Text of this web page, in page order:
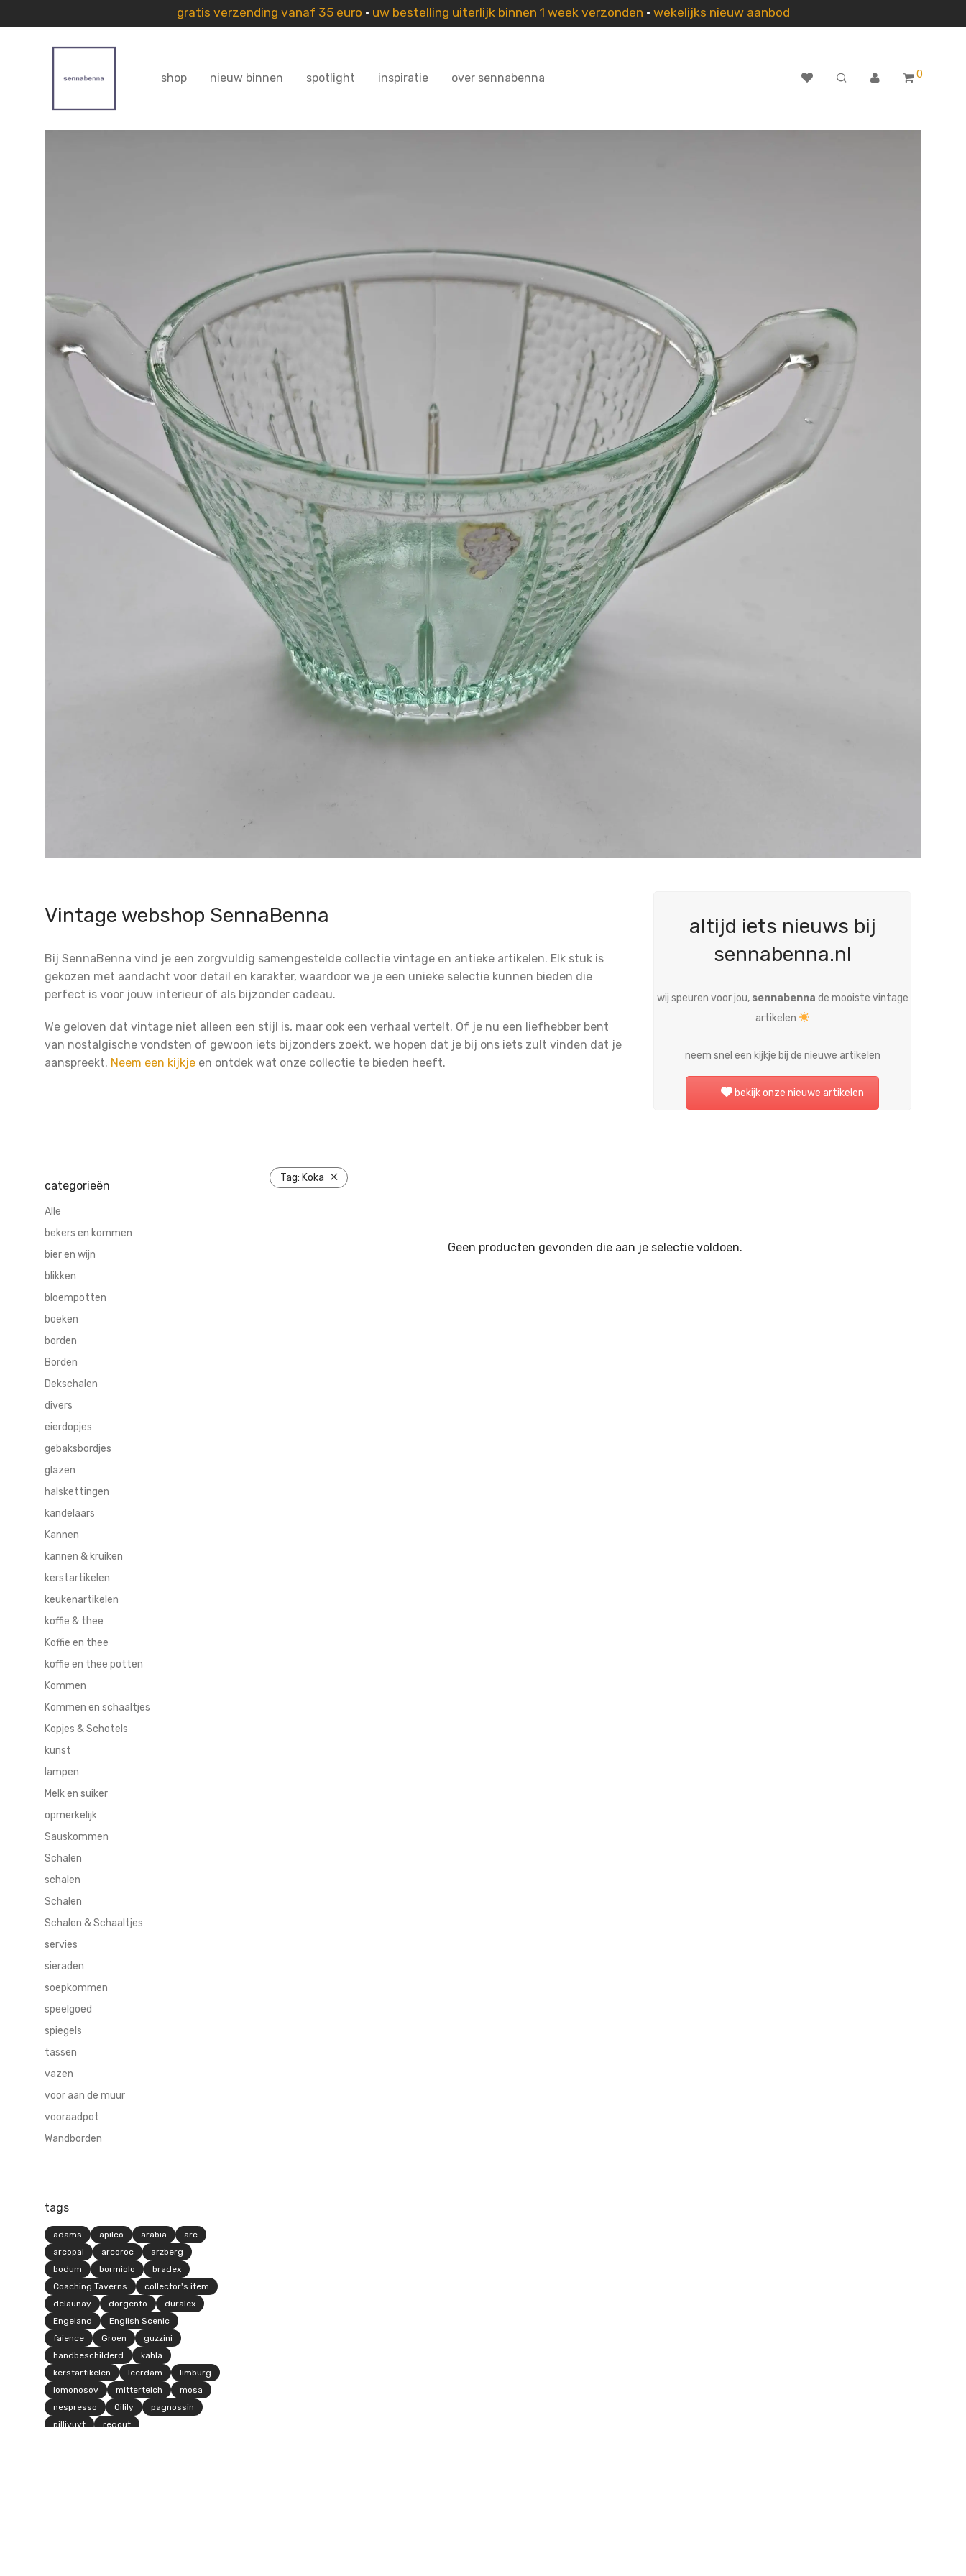
gratis verzending vanaf 35 euro • uw bestelling uiterlijk binnen 1 week verzonden • wekelijks nieuw aanbod
shop nieuw binnen spotlight inspiratie over sennabenna 0
Vintage webshop SennaBenna
Bij SennaBenna vind je een zorgvuldig samengestelde collectie vintage en antieke artikelen. Elk stuk is
gekozen met aandacht voor detail en karakter, waardoor we je een unieke selectie kunnen bieden die
perfect is voor jouw interieur of als bijzonder cadeau.
We geloven dat vintage niet alleen een stijl is, maar ook een verhaal vertelt. Of je nu een liefhebber bent
van nostalgische vondsten of gewoon iets bijzonders zoekt, we hopen dat je bij ons iets zult vinden dat je
aanspreekt. Neem een kijkje en ontdek wat onze collectie te bieden heeft.
altijd iets nieuws bij
sennabenna.nl
wij speuren voor jou, sennabenna de mooiste vintage
artikelen
neem snel een kijkje bij de nieuwe artikelen
bekijk onze nieuwe artikelen
categorieën
Alle
bekers en kommen
bier en wijn
blikken
bloempotten
boeken
borden
Borden
Dekschalen
divers
eierdopjes
gebaksbordjes
glazen
halskettingen
kandelaars
Kannen
kannen & kruiken
kerstartikelen
keukenartikelen
koffie & thee
Koffie en thee
koffie en thee potten
Kommen
Kommen en schaaltjes
Kopjes & Schotels
kunst
lampen
Melk en suiker
opmerkelijk
Sauskommen
Schalen
schalen
Schalen
Schalen & Schaaltjes
servies
sieraden
soepkommen
speelgoed
spiegels
tassen
vazen
voor aan de muur
vooraadpot
Wandborden
tags
adams apilco arabia
arc
arcopal
arcoroc
arzberg
bodum
bormiolo
bradex
Coaching Taverns
collector's item
delaunay
dorgento
duralex
Engeland
English Scenic
faience
Groen
guzzini
handbeschilderd
kahla
kerstartikelen
leerdam
limburg
lomonosov
mitterteich
mosa
nespresso
Oilily
pagnossin
pillivuyt
regout
Tag: Koka
Geen producten gevonden die aan je selectie voldoen.